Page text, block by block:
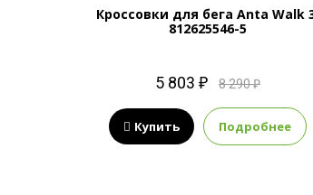
Кроссовки для бега Anta Walk
812625546-5
5 803 ₽ 8 290 ₽
Купить Подробнее